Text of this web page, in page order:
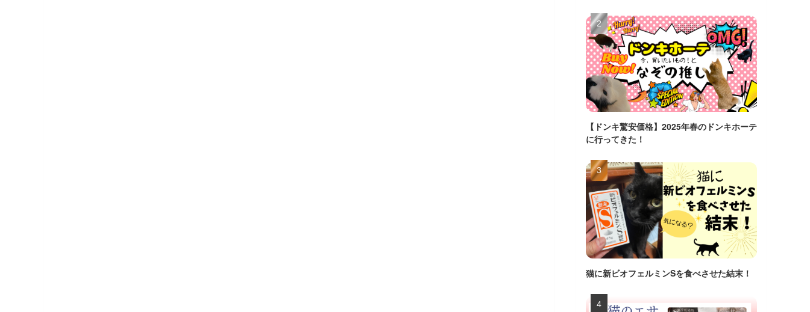
【ドンキ驚安価格】2025年春のドンキホーテ
に行ってきた！
猫に新ビオフェルミンSを食べさせた結末！